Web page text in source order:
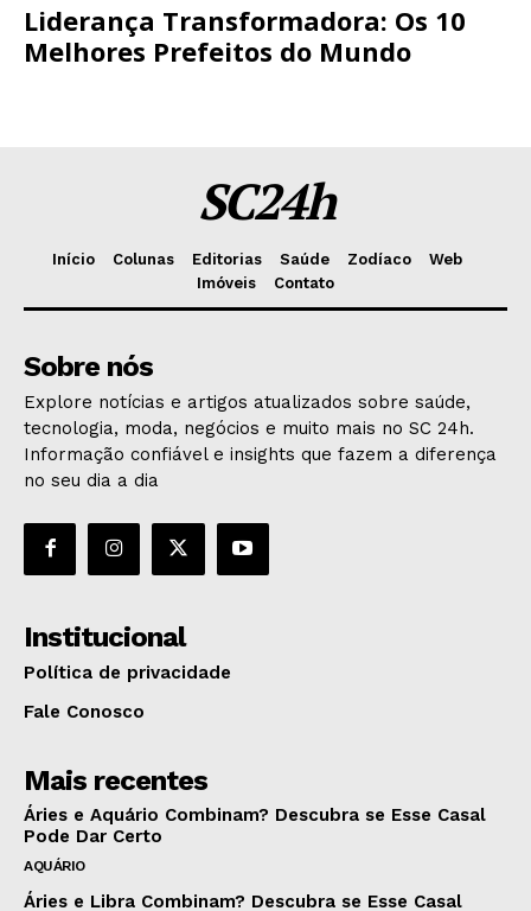
Liderança Transformadora: Os 10
Melhores Prefeitos do Mundo
SC24h
Início Colunas Editorias Saúde Zodíaco
Web
Imóveis
Contato
Sobre nós
Explore notícias e artigos atualizados sobre saúde,
tecnologia, moda, negócios e muito mais no SC 24h.
Informação confiável e insights que fazem a diferença
no seu dia a dia
Institucional
Política de privacidade
Fale Conosco
Mais recentes
Áries e Aquário Combinam? Descubra se Esse Casal
Pode Dar Certo
AQUÁRIO
Áries e Libra Combinam? Descubra se Esse Casal